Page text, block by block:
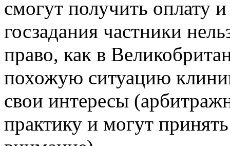
смогут получить оплату
госзадания частники
право, как в
похожую ситуацию
свои интересы
практику и могут